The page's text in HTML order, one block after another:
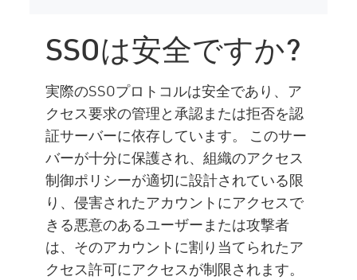
SSOは安全ですか?
実際のSSOプロトコルは安全であり、ア
クセス要求の管理と承認または拒否を認
証サーバーに依存しています。 このサー
バーが十分に保護され、組織のアクセス
制御ポリシーが適切に設計されている限
り、侵害されたアカウントにアクセスで
きる悪意のあるユーザーまたは攻撃者
は、そのアカウントに割り当てられたア
クセス許可にアクセスが制限されます。